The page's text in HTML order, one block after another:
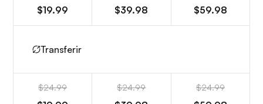
$19.99 $39.98 $59.98
Transferir
$24.99 $24.99 $24.99